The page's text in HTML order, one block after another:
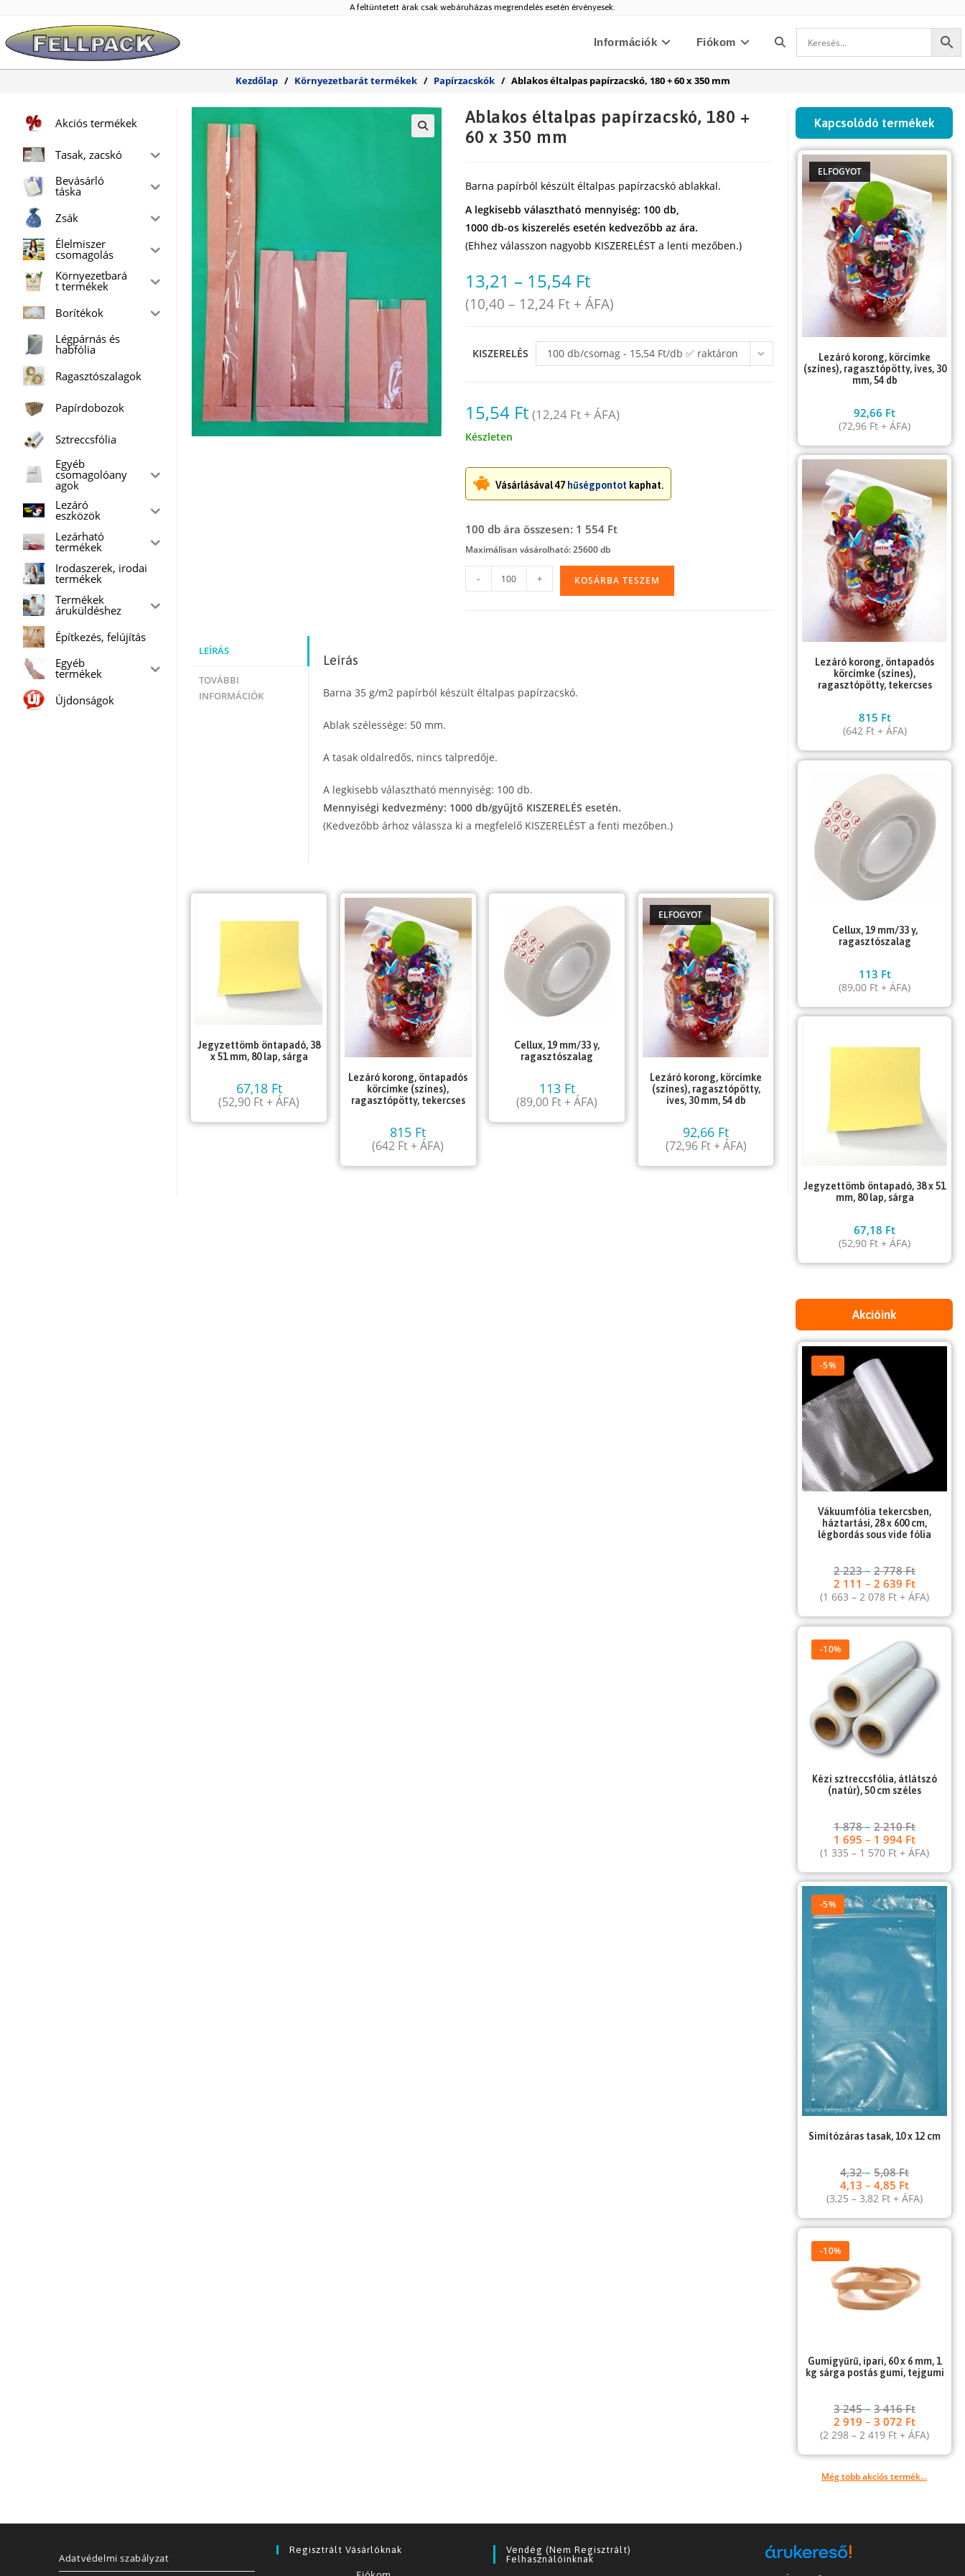
content
A feltüntetett árak csak webáruházas megrendelés esetén érvényesek.
Információk Fiókom Toggle
search
Kezdőlap / Környezetbarát termékek / Papírzacskók / Ablakos éltalpas papírzacskó, 180 + 60 x 350 mm
Ablakos éltalpas papírzacskó, 180 +
60 x 350 mm
Barna papírból készült éltalpas papírzacskó ablakkal.
A legkisebb választható mennyiség: 100 db,
1000 db-os kiszerelés esetén kedvezőbb az ára.
(Ehhez válasszon nagyobb KISZERELÉST a lenti mezőben.)
13,21 – 15,54 Ft
(10,40 – 12,24 Ft+ ÁFA)
KISZERELÉS 100 db/csomag - 15,54 Ft/db ✅ raktáron
15,54 Ft (12,24 Ft+ ÁFA)
Készleten
Vásárlásával 47 hűségpontotkaphat.
100 db ára összesen: 1 554 Ft
Maximálisan vásárolható: 25600 db
éltalpas
350
- + KOSÁRBA TESZEM
LEÍRÁS
TOVÁBBI
INFORMÁCIÓK
Leírás
Barna 35 g/m2 papírból készült éltalpas papírzacskó.
Ablak szélessége: 50 mm.
A tasak oldalredős, nincs talpredője.
A legkisebb választható mennyiség: 100 db.
Mennyiségi kedvezmény: 1000 db/gyűjtő KISZERELÉS esetén.
(Kedvezőbb árhoz válassza ki a megfelelő KISZERELÉST a fenti mezőben.)
Jegyzettömb öntapadó, 38
x 51 mm, 80 lap, sárga
67,18 Ft
(52,90 Ft+ ÁFA)
Lezáró korong, öntapadós
körcímke (színes),
ragasztópötty, tekercses
815 Ft
(642 Ft+ ÁFA)
Cellux, 19 mm/33 y,
ragasztószalag
113 Ft
(89,00 Ft+ ÁFA)
ELFOGYOT
Lezáró korong, körcímke
(színes), ragasztópötty,
íves, 30 mm, 54 db
92,66 Ft
(72,96 Ft+ ÁFA)
Akciós termékek
Tasak, zacskó
Bevásárló
táska
Zsák
Élelmiszer
csomagolás
Környezetbará
t termékek
Borítékok
Légpárnás és
habfólia
Ragasztószalagok
Papírdobozok
Sztreccsfólia
Egyéb
csomagolóany
agok
Lezáró
eszközök
Lezárható
termékek
Irodaszerek, irodai
termékek
Termékek
áruküldéshez
Építkezés, felújítás
Egyéb
termékek
Újdonságok
Kapcsolódó termékek
ELFOGYOT
Lezáró korong, körcímke
(színes), ragasztópötty, íves, 30
mm, 54 db
92,66 Ft
(72,96 Ft + ÁFA)
Lezáró korong, öntapadós
körcímke (színes),
ragasztópötty, tekercses
815 Ft
(642 Ft+ ÁFA)
Cellux, 19 mm/33 y,
ragasztószalag
113 Ft
(89,00 Ft + ÁFA)
Jegyzettömb öntapadó, 38 x 51
mm, 80 lap, sárga
67,18 Ft
(52,90 Ft + ÁFA)
Akcióink
-5%
Vákuumfólia tekercsben,
háztartási, 28 x 600 cm,
légbordás sous vide fólia
2 223–2 778Ft
2 111–2 639 Ft
(1 663–2 078 Ft + ÁFA)
-10%
Kézi sztreccsfólia, átlátszó
(natúr), 50 cm széles
1 878–2 210Ft
1 695– 1 994 Ft
(1 335– 1 570 Ft + ÁFA)
-5%
Simítózáras tasak, 10 x 12 cm
4,32–5,08Ft
4,13–4,85 Ft
(3,25–3,82 Ft + ÁFA)
-10%
Gumigyűrű, ipari, 60 x 6 mm, 1
kg sárga postás gumi, tejgumi
3 245–3 416Ft
2 919–3 072 Ft
(2 298–2 419 Ft + ÁFA)
Még több akciós termék...
Adatvédelmi szabályzat
Regisztrált Vásárlóknak
Vendég (nem Regisztrált)
Felhasználóinknak